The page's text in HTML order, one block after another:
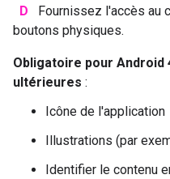
D
Fournissez l'accès au
boutons physiques.
Obligatoire pour Android
ultérieures :
Icône de l'application
Illustrations (par
Identifier le contenu